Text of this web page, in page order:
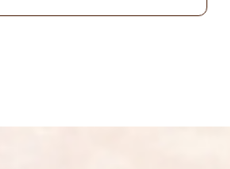
入力してください。